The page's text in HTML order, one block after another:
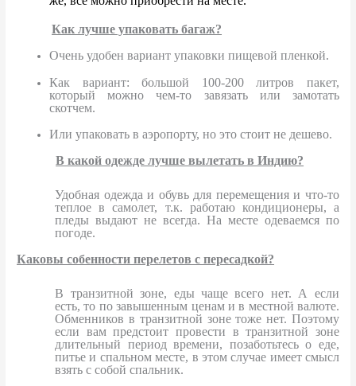
Как лучше упаковать багаж?
Очень удобен вариант упаковки пищевой пленкой.
Как вариант: большой 100-200 литров пакет,
который можно чем-то завязать или замотать
скотчем.
Или упаковать в аэропорту, но это стоит не дешево.
В какой одежде лучше вылетать в Индию?
Удобная одежда и обувь для перемещения и что-то
теплое в самолет, т.к. работаю кондиционеры, а
пледы выдают не всегда. На месте одеваемся по
погоде.
Каковы собенности перелетов с пересадкой?
В транзитной зоне, еды чаще всего нет. А если
есть, то по завышенным ценам и в местной валюте.
Обменников в транзитной зоне тоже нет. Поэтому
если вам предстоит провести в транзитной зоне
длительный период времени, позаботьтесь о еде,
питье и спальном месте, в этом случае имеет смысл
взять с собой спальник.